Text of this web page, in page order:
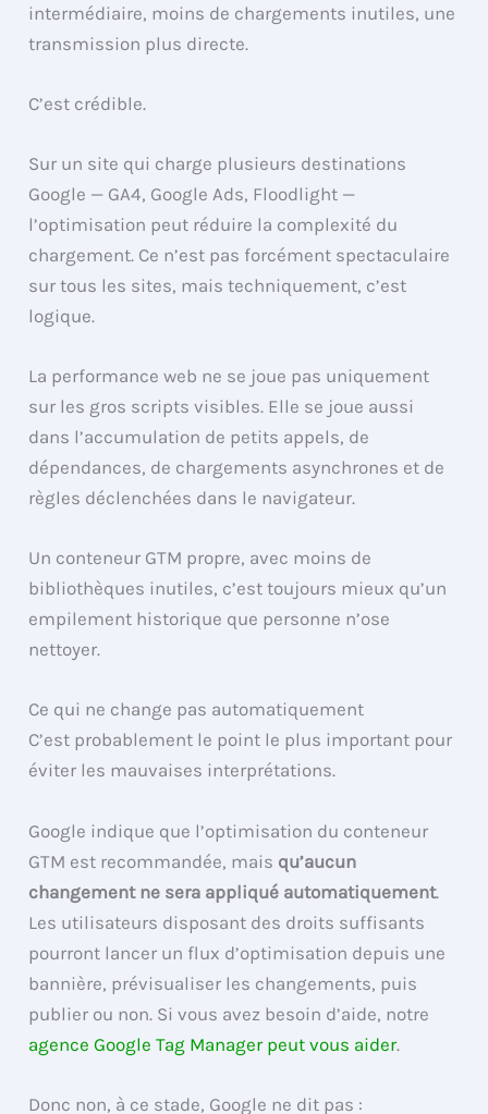
intermédiaire, moins de chargements inutiles, une
transmission plus directe.
C’est crédible.
Sur un site qui charge plusieurs destinations
Google — GA4, Google Ads, Floodlight —
l’optimisation peut réduire la complexité du
chargement. Ce n’est pas forcément spectaculaire
sur tous les sites, mais techniquement, c’est
logique.
La performance web ne se joue pas uniquement
sur les gros scripts visibles. Elle se joue aussi
dans l’accumulation de petits appels, de
dépendances, de chargements asynchrones et de
règles déclenchées dans le navigateur.
Un conteneur GTM propre, avec moins de
bibliothèques inutiles, c’est toujours mieux qu’un
empilement historique que personne n’ose
nettoyer.
Ce qui ne change pas automatiquement
C’est probablement le point le plus important pour
éviter les mauvaises interprétations.
Google indique que l’optimisation du conteneur
GTM est recommandée, mais qu’aucun
changement ne sera appliqué automatiquement.
Les utilisateurs disposant des droits suffisants
pourront lancer un flux d’optimisation depuis une
bannière, prévisualiser les changements, puis
publier ou non. Si vous avez besoin d’aide, notre
agence Google Tag Manager peut vous aider.
Donc non, à ce stade, Google ne dit pas :